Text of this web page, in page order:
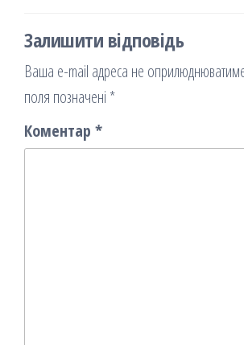
Залишити відповідь
Ваша e-mail адреса не
поля позначені *
Коментар *